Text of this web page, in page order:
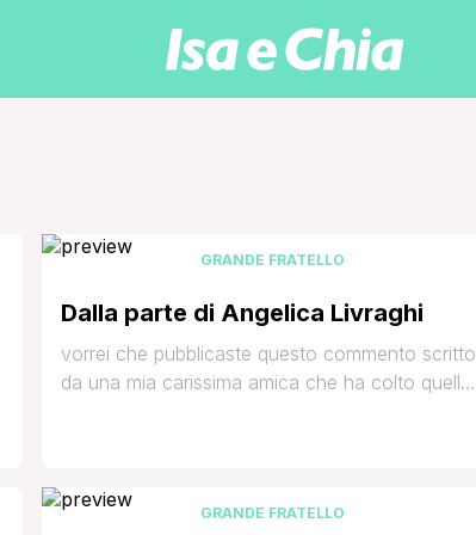
GRANDE FRATELLO
Dalla parte di Angelica Livraghi
vorrei che pubblicaste questo commento scritto
da una mia carissima amica che ha colto quello
stessa nel bene e nel male con gli errori, i
sentimenti e le emozioni di una [']
GRANDE FRATELLO